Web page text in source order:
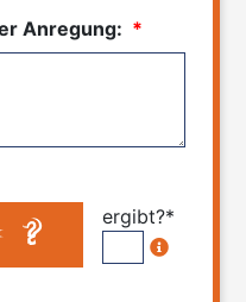
*
Anregung:
ergibt?*